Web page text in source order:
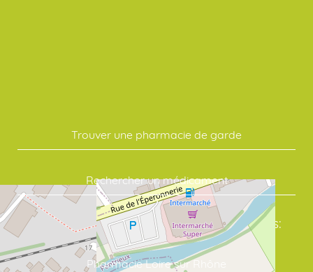
Trouver une pharmacie de garde
Rechercher un médicament
Commandez vos soins en quelques clics:
Pharmacie Loire sur Rhône